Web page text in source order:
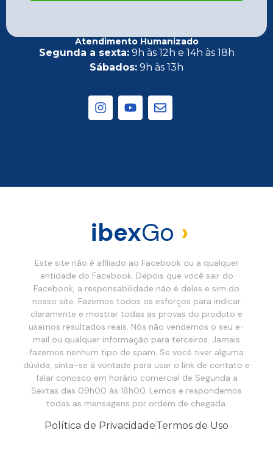
Atendimento Humanizado
Segunda a sexta:9h às 12h e 14h às 18h
Sábados: 9h às 13h
ibexGo ›
Este site não é afiliado ao Facebook ou a qualquer
entidade do Facebook. Depois que você sair do
Facebook, a responsabilidade não é deles e sim do
nosso site. Fazemos todos os esforços para indicar
claramente e mostrar todas as provas do produto e
usamos resultados reais. Nós não vendemos o seu e-
mail ou qualquer informação para terceiros. Jamais
fazemos nenhum tipo de spam. Se você tiver alguma
dúvida, sinta-se à vontade para usar o link de contato e
falar conosco em horário comercial de Segunda a
Sextas das 09h00 ás 18h00. Lemos e respondemos
todas as mensagens por ordem de chegada.
Política de PrivacidadeTermos de Uso